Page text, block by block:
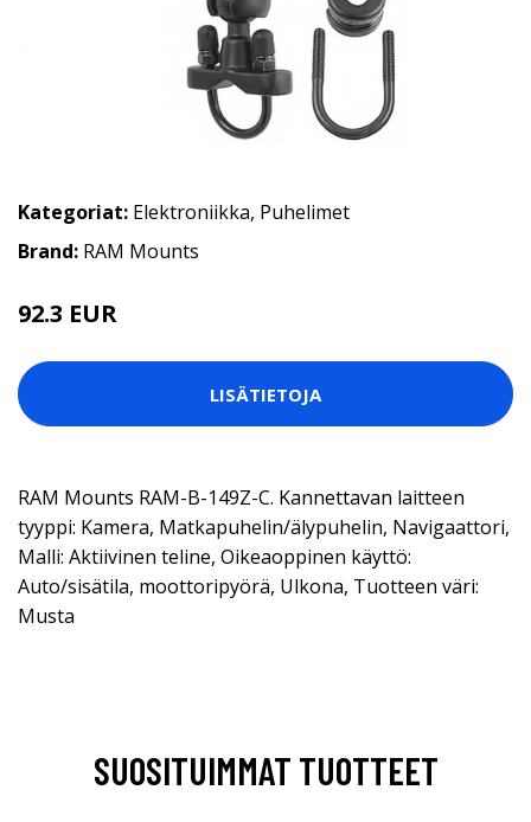
Kategoriat: Elektroniikka, Puhelimet
Brand: RAM Mounts
92.3 EUR
LISÄTIETOJA
RAM Mounts RAM-B-149Z-C. Kannettavan laitteen
tyyppi: Kamera, Matkapuhelin/älypuhelin, Navigaattori,
Malli: Aktiivinen teline, Oikeaoppinen käyttö:
Auto/sisätila, moottoripyörä, Ulkona, Tuotteen väri:
Musta
SUOSITUIMMAT TUOTTEET